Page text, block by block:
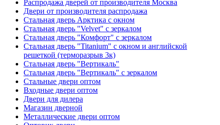
Распродажа дверей от производителя Москва
Двери от производителя распродажа
Стальная дверь Арктика с окном
Стальная дверь "Velvet" с зеркалом
Стальная дверь "Комфорт" с зеркалом
Стальная дверь "Titanium" с окном и английской
решеткой (терморазрыв 3к)
Стальная дверь "Вертикаль"
Стальная дверь "Вертикаль" с зеркалом
Стальные двери оптом
Входные двери оптом
Двери для дилера
Магазин дверной
Металлические двери оптом